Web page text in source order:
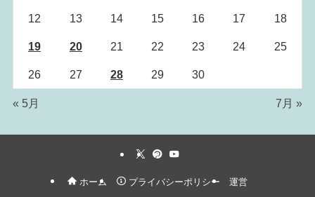
12 13 14 15 16 17 18
19 20 21 22 23 24 25
26 27 28 29 30
« 5月 7月 »
ホーム プライバシーポリシー 運営